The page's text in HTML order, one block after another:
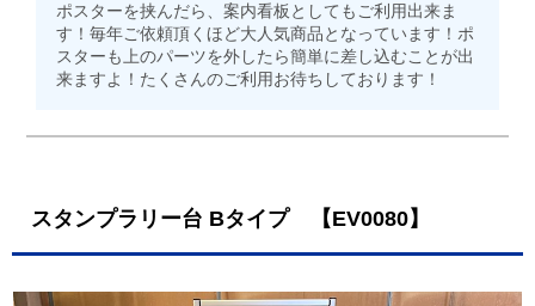
ポスターを挟んだら、案内看板としてもご利用出来ま
す！毎年ご依頼頂くほど大人気商品となっています！ポ
スターも上のパーツを外したら簡単に差し込むことが出
来ますよ！たくさんのご利用お待ちしております！
スタンプラリー台 Bタイプ 【EV0080】